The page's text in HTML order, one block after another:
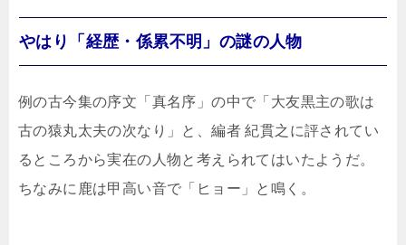
やはり「経歴・係累不明」の謎の人物
例の古今集の序文「真名序」の中で「大友黒主の歌は
古の猿丸太夫の次なり」と、編者 紀貫之に評されてい
るところから実在の人物と考えられてはいたようだ。
ちなみに鹿は甲高い音で「ヒョー」と鳴く。